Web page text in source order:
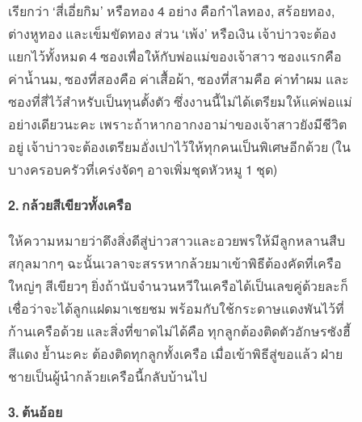
เรียกว่า ‘สี่เอี่ยกิม’ หรือทอง 4 อย่าง คือกำไลทอง, สร้อยทอง,
ต่างหูทอง และเข็มขัดทอง ส่วน ‘เพ้ง’ หรือเงิน เจ้าบ่าวจะต้อง
แยกไว้ทั้งหมด 4 ซองเพื่อให้กับพ่อแม่ของเจ้าสาว ซองแรกคือ
ค่าน้ำนม, ซองที่สองคือ ค่าเสื้อผ้า, ซองที่สามคือ ค่าทำผม และ
ซองที่สี่ไว้สำหรับเป็นทุนตั้งตัว ซึ่งงานนี้ไม่ได้เตรียมให้แค่พ่อแม่
อย่างเดียวนะคะ เพราะถ้าหากอากงอาม่าของเจ้าสาวยังมีชีวิต
อยู่ เจ้าบ่าวจะต้องเตรียมอั่งเปาไว้ให้ทุกคนเป็นพิเศษอีกด้วย (ใน
บางครอบครัวที่เคร่งจัดๆ อาจเพิ่มชุดหัวหมู 1 ชุด)
2. กล้วยสีเขียวทั้งเครือ
ให้ความหมายว่าดึงสิ่งดีสู่บ่าวสาวและอวยพรให้มีลูกหลานสืบ
สกุลมากๆ ฉะนั้นเวลาจะสรรหากล้วยมาเข้าพิธีต้องคัดที่เครือ
ใหญ่ๆ สีเขียวๆ ยิ่งถ้านับจำนวนหวีในเครือได้เป็นเลขคู่ด้วยละก็
เชื่อว่าจะได้ลูกแฝดมาเชยชม พร้อมกับใช้กระดาษแดงพันไว้ที่
ก้านเครือด้วย และสิ่งที่ขาดไม่ได้คือ ทุกลูกต้องติดตัวอักษรซังฮี้
สีแดง ย้ำนะคะ ต้องติดทุกลูกทั้งเครือ เมื่อเข้าพิธีสู่ขอแล้ว ฝ่าย
ชายเป็นผู้นำกล้วยเครือนี้กลับบ้านไป
3. ต้นอ้อย